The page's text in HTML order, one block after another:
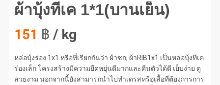
ผ้าบุ้งทีเค 1*1(บานเย็น)
151 ฿ / kg
หล่อบุ้งร่อง 1x1 หรือที่เรียกกันว่า ผ้าซก, ผ้าRIB1x1 เป็นหล่อบุ้งทีเค
ร่องเล็ก โครงสร้างมีความยืดหยุ่นดีมากและคืนตัวได้ดี เย็บง่าย ดู
สวยงาม นอกจากนี้ยังสามารถนำไปทำเดรสหรือเสื้อที่ต้องการการ